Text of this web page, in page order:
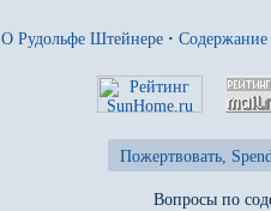
О Рудольфе Штейнере ·
Пожертвовать,
Вопросы по